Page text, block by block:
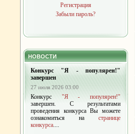
Регистрация
Забыли пароль?
НОВОСТИ
Конкурс "Я - популярен!"
завершен
27 июля 2026 03:00
Конкурс"Я - популярен!"
завершен. С результатами
проведения конкурса Вы можете
ознакомиться на странице
конкурса....